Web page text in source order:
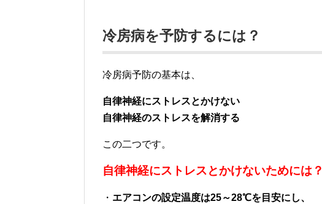
冷房病を予防するには？
冷房病予防の基本は、
自律神経にストレスとかけない
自律神経のストレスを解消する
この二つです。
自律神経にストレスとかけないためには？
・ エアコンの設定温度は25～28℃を目安にし、